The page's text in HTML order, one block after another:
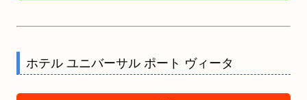
ホテル ユニバーサル ポート ヴィータ